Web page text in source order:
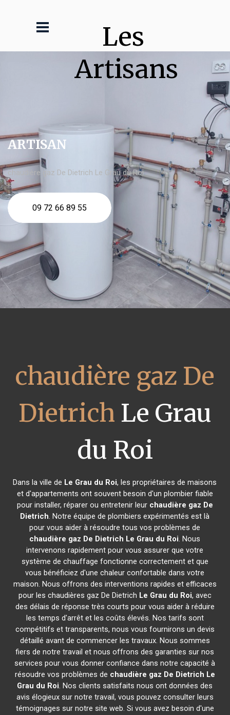
Les
Artisans
ARTISAN
chaudière gaz De Dietrich Le Grau du Roi
09 72 66 89 55
chaudière gaz De
Dietrich Le Grau
du Roi
Dans la ville de Le Grau du Roi, les propriétaires de maisons
et d'appartements ont souvent besoin d'un plombier fiable
pour installer, réparer ou entretenir leur chaudière gaz De
Dietrich. Notre équipe de plombiers expérimentés est là
pour vous aider à résoudre tous vos problèmes de
chaudière gaz De Dietrich Le Grau du Roi. Nous
intervenons rapidement pour vous assurer que votre
système de chauffage fonctionne correctement et que
vous bénéficiez d'une chaleur confortable dans votre
maison. Nous offrons des interventions rapides et efficaces
pour les chaudières gaz De Dietrich Le Grau du Roi, avec
des délais de réponse très courts pour vous aider à réduire
les temps d'arrêt et les coûts élevés. Nos tarifs sont
compétitifs et transparents, nous vous fournirons un devis
détaillé avant de commencer les travaux. Nous sommes
fiers de notre travail et nous offrons des garanties sur nos
services pour vous donner confiance dans notre capacité à
résoudre vos problèmes de chaudière gaz De Dietrich Le
Grau du Roi. Nos clients satisfaits nous ont données des
avis élogieux sur notre travail, vous pouvez consulter leurs
témoignages sur notre site web. Si vous avez besoin d'une